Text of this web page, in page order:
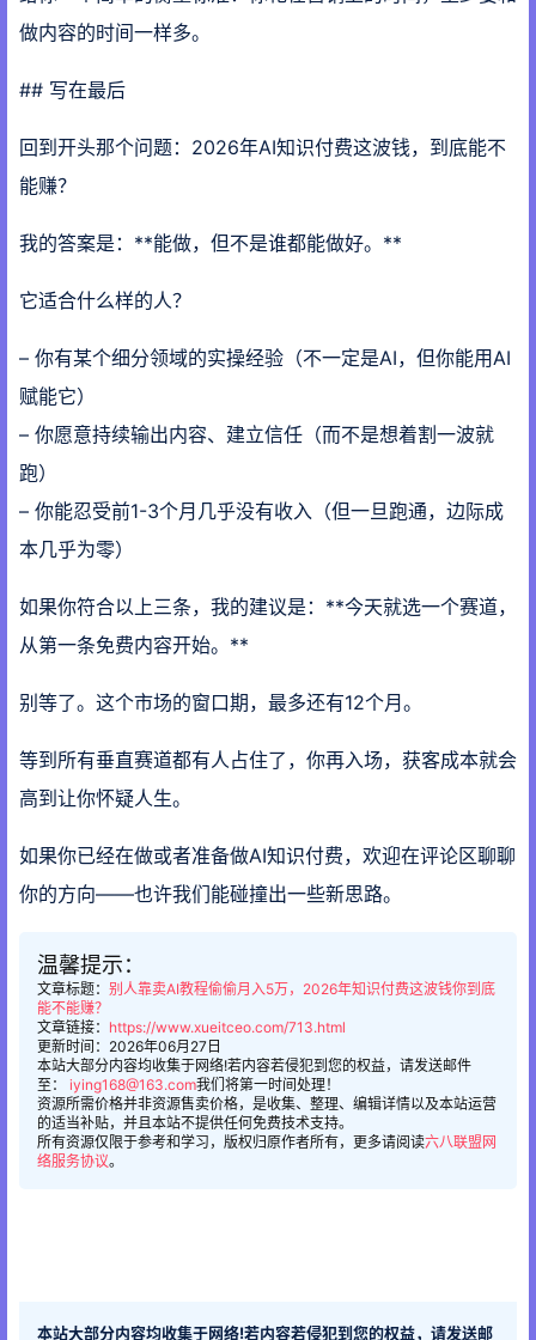
做内容的时间一样多。
## 写在最后
回到开头那个问题：2026年AI知识付费这波钱，到底能不
能赚？
我的答案是：**能做，但不是谁都能做好。**
它适合什么样的人？
– 你有某个细分领域的实操经验（不一定是AI，但你能用AI
赋能它）
– 你愿意持续输出内容、建立信任（而不是想着割一波就
跑）
– 你能忍受前1-3个月几乎没有收入（但一旦跑通，边际成
本几乎为零）
如果你符合以上三条，我的建议是：**今天就选一个赛道，
从第一条免费内容开始。**
别等了。这个市场的窗口期，最多还有12个月。
等到所有垂直赛道都有人占住了，你再入场，获客成本就会
高到让你怀疑人生。
如果你已经在做或者准备做AI知识付费，欢迎在评论区聊聊
你的方向——也许我们能碰撞出一些新思路。
温馨提示：
文章标题： 别人靠卖AI教程偷偷月入5万，2026年知识付费这波钱你到底
能不能赚？
文章链接： https://www.xueitceo.com/713.html
更新时间：2026年06月27日
本站大部分内容均收集于网络!若内容若侵犯到您的权益，请发送邮件
至：
iying168@163.com我们将第一时间处理！
资源所需价格并非资源售卖价格，是收集、整理、编辑详情以及本站运营
的适当补贴，并且本站不提供任何免费技术支持。
所有资源仅限于参考和学习，版权归原作者所有，更多请阅读六八联盟网
络服务协议。
本站大部分内容均收集于网络!若内容若侵犯到您的权益，请发送邮